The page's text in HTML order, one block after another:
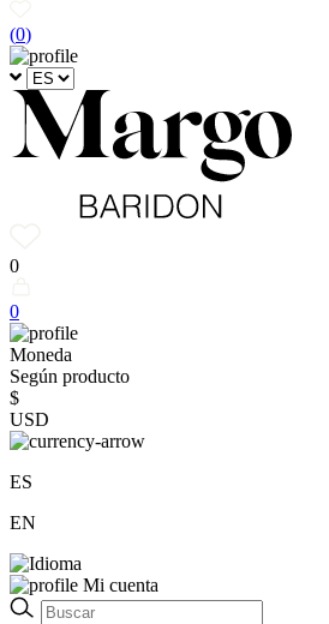
(0)
0
0
Moneda
Según producto
$
USD
ES
EN
Mi cuenta